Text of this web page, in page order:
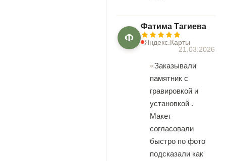
Ф
Фатима Тагиева
Яндекс.Карты
21.03.2026
Заказывали
памятник с
гравировкой и
установкой .
Макет
согласовали
быстро по фото
подсказали как